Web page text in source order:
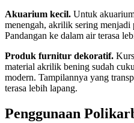
Akuarium kecil. Untuk
menengah, akrilik sering
Pandangan ke dalam air terasa
Produk furnitur dekoratif.
material akrilik bening sudah
modern. Tampilannya yang
terasa lebih lapang.
Penggunaan